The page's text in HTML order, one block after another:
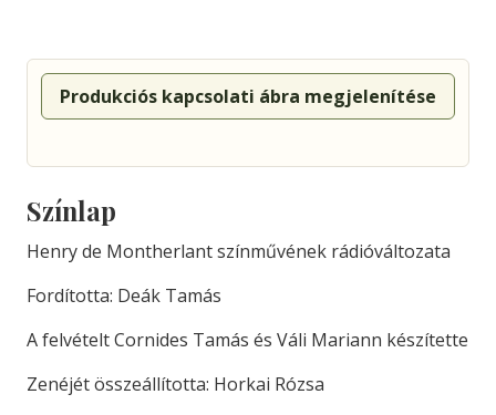
Produkciós kapcsolati ábra megjelenítése
Színlap
Henry de Montherlant színművének rádióváltozata
Fordította: Deák Tamás
A felvételt Cornides Tamás és Váli Mariann készítette
Zenéjét összeállította: Horkai Rózsa